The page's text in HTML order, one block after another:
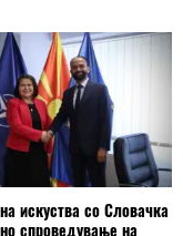
искуства со Словачка
спроведување на